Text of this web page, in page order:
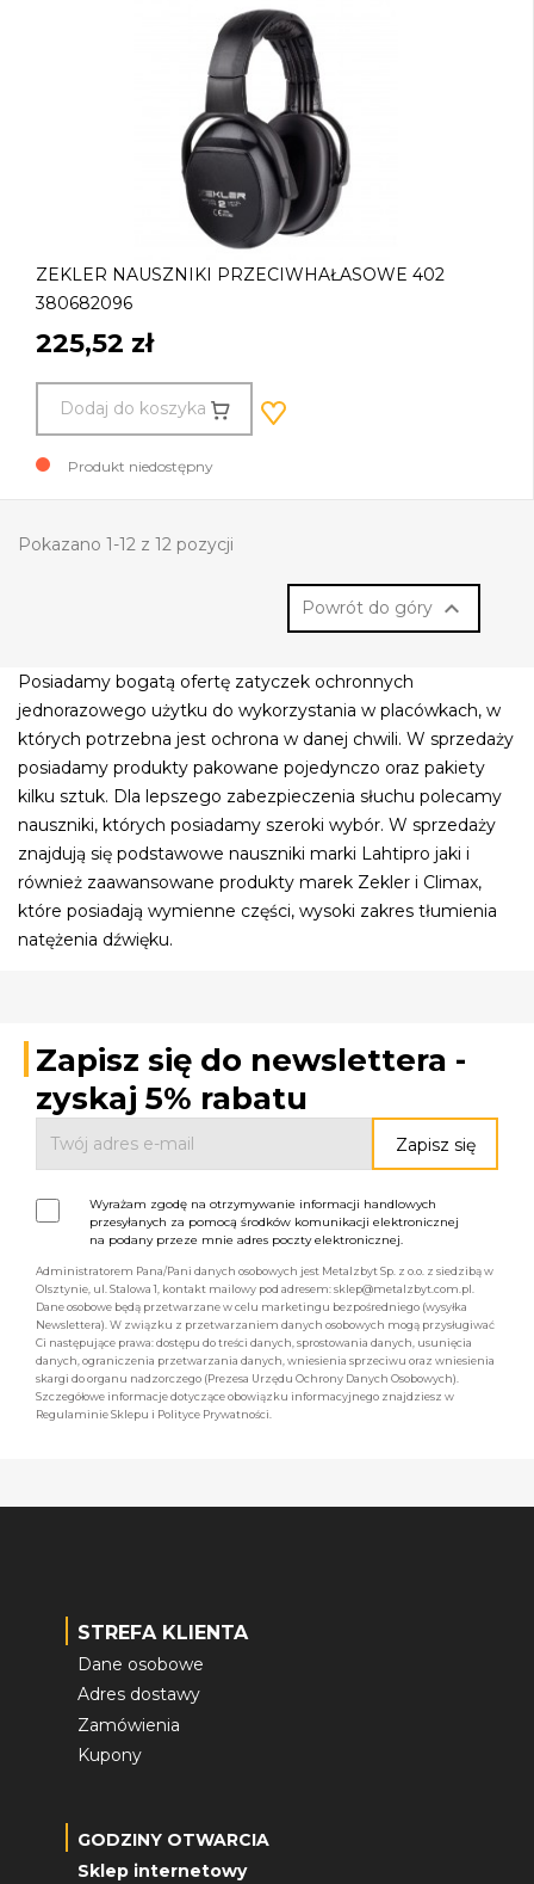
ZEKLER NAUSZNIKI PRZECIWHAŁASOWE 402
380682096
225,52 zł
Dodaj do koszyka
Produkt niedostępny
Pokazano 1-12 z 12 pozycji
Powrót do góry 
Posiadamy bogatą ofertę zatyczek ochronnych
jednorazowego użytku do wykorzystania w placówkach, w
których potrzebna jest ochrona w danej chwili. W sprzedaży
posiadamy produkty pakowane pojedynczo oraz pakiety
kilku sztuk. Dla lepszego zabezpieczenia słuchu polecamy
nauszniki, których posiadamy szeroki wybór. W sprzedaży
znajdują się podstawowe nauszniki marki Lahtipro jaki i
również zaawansowane produkty marek Zekler i Climax,
które posiadają wymienne części, wysoki zakres tłumienia
natężenia dźwięku.
Zapisz się do newslettera -
zyskaj 5% rabatu
Wyrażam zgodę na otrzymywanie informacji handlowych
przesyłanych za pomocą środków komunikacji elektronicznej
na podany przeze mnie adres poczty elektronicznej.
Administratorem Pana/Pani danych osobowych jest Metalzbyt Sp. z o.o. z siedzibą w
Olsztynie, ul. Stalowa 1, kontakt mailowy pod adresem: sklep@metalzbyt.com.pl.
Dane osobowe będą przetwarzane w celu marketingu bezpośredniego (wysyłka
Newslettera). W związku z przetwarzaniem danych osobowych mogą przysługiwać
Ci następujące prawa: dostępu do treści danych, sprostowania danych, usunięcia
danych, ograniczenia przetwarzania danych, wniesienia sprzeciwu oraz wniesienia
skargi do organu nadzorczego (Prezesa Urzędu Ochrony Danych Osobowych).
Szczegółowe informacje dotyczące obowiązku informacyjnego znajdziesz w
Regulaminie Sklepu i Polityce Prywatności.
STREFA KLIENTA
Dane osobowe
Adres dostawy
Zamówienia
Kupony
GODZINY OTWARCIA
Sklep internetowy